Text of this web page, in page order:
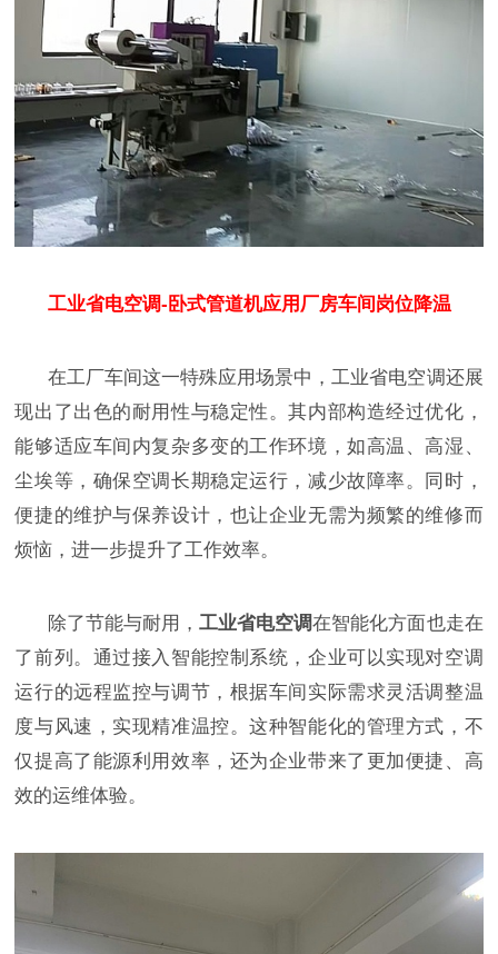
工业省电空调-卧式管道机应用厂房车间岗位降温
在工厂车间这一特殊应用场景中，工业省电空调还展
现出了出色的耐用性与稳定性。其内部构造经过优化，
能够适应车间内复杂多变的工作环境，如高温、高湿、
尘埃等，确保空调长期稳定运行，减少故障率。同时，
便捷的维护与保养设计，也让企业无需为频繁的维修而
烦恼，进一步提升了工作效率。
除了节能与耐用，工业省电空调在智能化方面也走在
了前列。通过接入智能控制系统，企业可以实现对空调
运行的远程监控与调节，根据车间实际需求灵活调整温
度与风速，实现精准温控。这种智能化的管理方式，不
仅提高了能源利用效率，还为企业带来了更加便捷、高
效的运维体验。